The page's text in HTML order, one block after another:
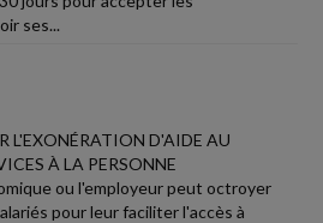
ses...
L'EXONÉRATION D'AIDE AU
À LA PERSONNE
ou l'employeur peut octroyer
pour leur faciliter l'accès à